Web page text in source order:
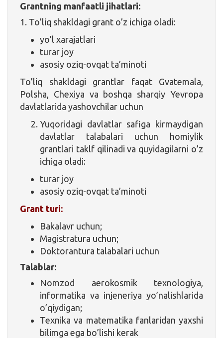
Grantning manfaatli jihatlari:
1. To’liq shakldagi grant o’z ichiga oladi:
yo’l xarajatlari
turar joy
asosiy oziq-ovqat ta’minoti
To’liq shakldagi grantlar faqat Gvatemala,
Polsha, Chexiya va boshqa sharqiy Yevropa
davlatlarida yashovchilar uchun
Yuqoridagi davlatlar safiga kirmaydigan
davlatlar talabalari uchun homiylik
grantlari taklf qilinadi va quyidagilarni o’z
ichiga oladi:
turar joy
asosiy oziq-ovqat ta’minoti
Grant turi:
Bakalavr uchun;
Magistratura uchun;
Doktorantura talabalari uchun
Talablar:
Nomzod aerokosmik texnologiya,
informatika va injeneriya yo’nalishlarida
o’qiydigan;
Texnika va matematika fanlaridan yaxshi
bilimga ega bo’lishi kerak